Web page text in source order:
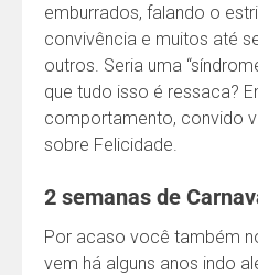
emburrados, falando o
convivência e muitos até
outros. Seria uma
que tudo isso é ressaca?
comportamento, convido
sobre Felicidade.
2 semanas de
Por acaso você também
vem há alguns anos indo